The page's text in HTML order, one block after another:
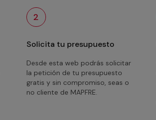
2
Solicita tu presupuesto
Desde esta web podrás solicitar
la petición de tu presupuesto
gratis y sin compromiso, seas o
no cliente de MAPFRE.